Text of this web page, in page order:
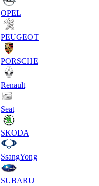
OPEL
PEUGEOT
PORSCHE
Renault
Seat
SKODA
SsangYong
SUBARU